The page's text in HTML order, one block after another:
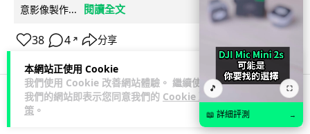
本網站正使用 Cookie
我們使用 Cookie 改善網站體驗。 繼續使用
我們的網站即表示您同意我們的 Cookie 政
策 。
意影像製作...
閱讀全文
38 4 ↗ 分享
科技娛樂
🎵 ⛶
📖 詳細評測 →